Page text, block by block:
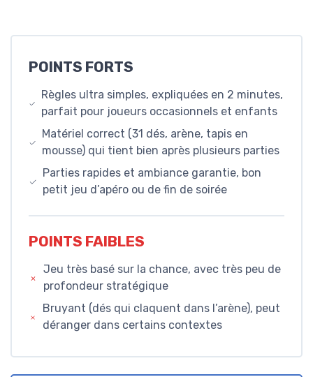
POINTS FORTS
Règles ultra simples, expliquées en 2 minutes,
parfait pour joueurs occasionnels et enfants
Matériel correct (31 dés, arène, tapis en
mousse) qui tient bien après plusieurs parties
Parties rapides et ambiance garantie, bon
petit jeu d’apéro ou de fin de soirée
POINTS FAIBLES
Jeu très basé sur la chance, avec très peu de
profondeur stratégique
Bruyant (dés qui claquent dans l’arène), peut
déranger dans certains contextes